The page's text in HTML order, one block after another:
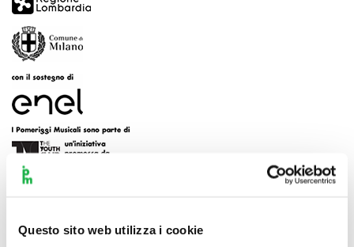
Questo sito web utilizza i cookie